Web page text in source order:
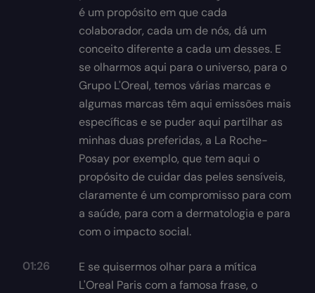
é um propósito em que cada
colaborador, cada um de nós, dá um
conceito diferente a cada um desses. E
se olharmos aqui para o universo, para o
Grupo L'Oreal, temos várias marcas e
algumas marcas têm aqui emissões mais
específicas e se puder aqui partilhar as
minhas duas preferidas, a La Roche-
Posay por exemplo, que tem aqui o
propósito de cuidar das peles sensíveis,
claramente é um compromisso para com
a saúde, para com a dermatologia e para
com o impacto social.
01:26
E se quisermos olhar para a mítica
L'Oreal Paris com a famosa frase, o